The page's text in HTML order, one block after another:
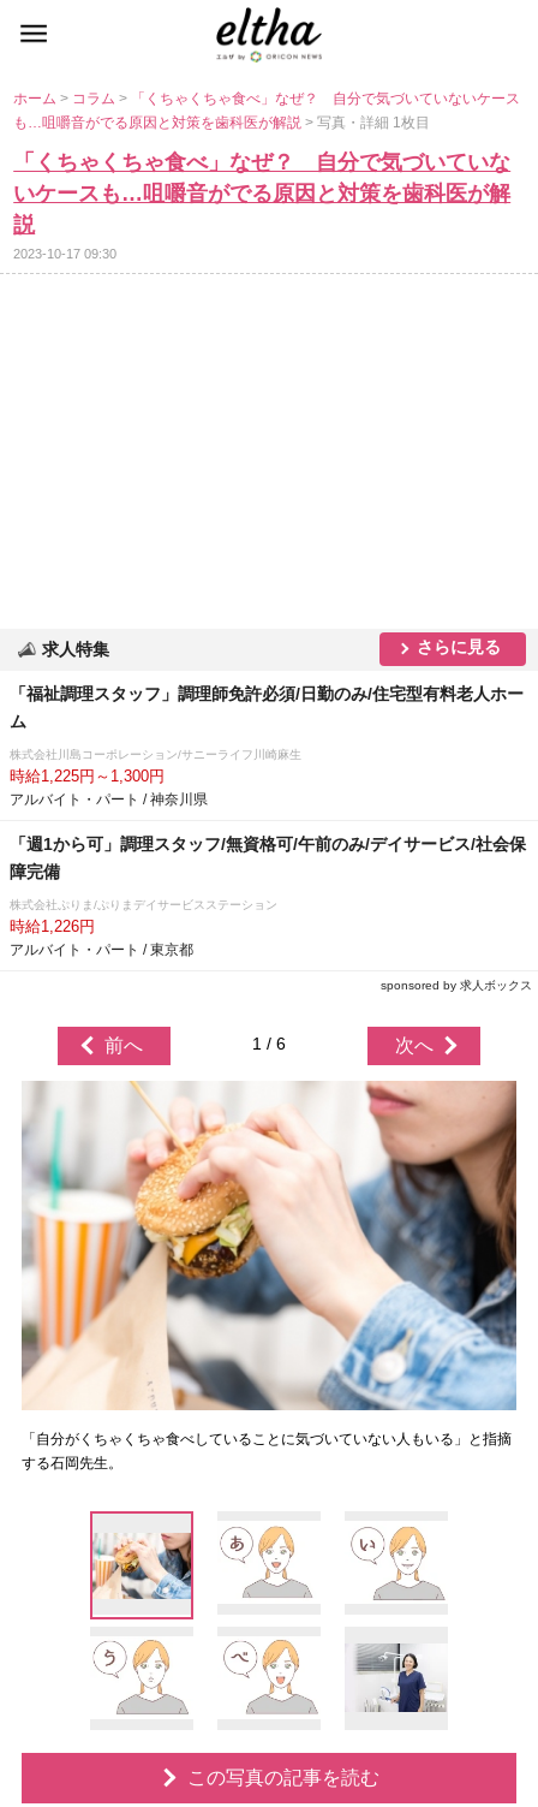
ホーム> コラム>
「くちゃくちゃ食べ」なぜ？ 自分で気づいていないケース
も…咀嚼音がでる原因と対策を歯科医が解説> 写真・詳細 1枚目
「くちゃくちゃ食べ」なぜ？ 自分で気づいていな
いケースも…咀嚼音がでる原因と対策を歯科医が解
説
2023-10-17 09:30
求人特集 さらに見る
「福祉調理スタッフ」調理師免許必須/日勤のみ/住宅型有料老人ホー
ム
株式会社川島コーポレーション/サニーライフ川崎麻生
時給1,225円～1,300円
アルバイト・パート / 神奈川県
「週1から可」調理スタッフ/無資格可/午前のみ/デイサービス/社会保
障完備
株式会社ぷりま/ぷりまデイサービスステーション
時給1,226円
アルバイト・パート / 東京都
sponsored by 求人ボックス
前へ 1 / 6 次へ
「自分がくちゃくちゃ食べしていることに気づいていない人もいる」と指摘
する石岡先生。
この写真の記事を読む